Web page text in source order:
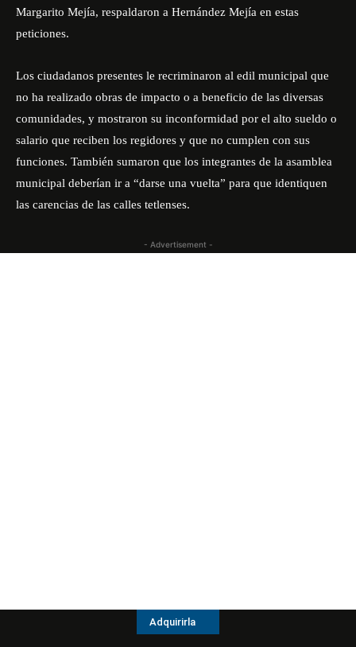
Margarito Mejía, respaldaron a Hernández Mejía en estas
peticiones.
Los ciudadanos presentes le recriminaron al edil municipal que
no ha realizado obras de impacto o a beneficio de las diversas
comunidades, y mostraron su inconformidad por el alto sueldo o
salario que reciben los regidores y que no cumplen con sus
funciones. También sumaron que los integrantes de la asamblea
municipal deberían ir a “darse una vuelta” para que identiquen
las carencias de las calles tetlenses.
- Advertisement -
Adquirirla